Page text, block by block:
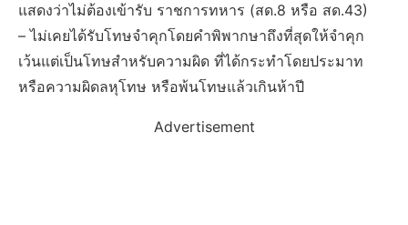
แสดงว่าไม่ต้องเข้ารับ ราชการทหาร (สด.8 หรือ สด.43)
– ไม่เคยได้รับโทษจำคุกโดยคำพิพากษาถึงที่สุดให้จำคุก
เว้นแต่เป็นโทษสำหรับความผิด ที่ได้กระทำโดยประมาท
หรือความผิดลหุโทษ หรือพ้นโทษแล้วเกินห้าปี
Advertisement